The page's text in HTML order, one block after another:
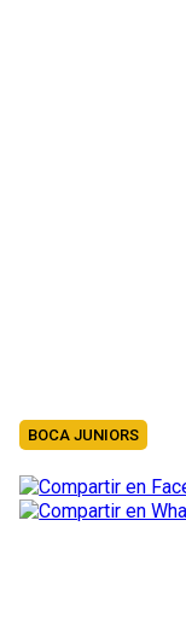
BOCA JUNIORS